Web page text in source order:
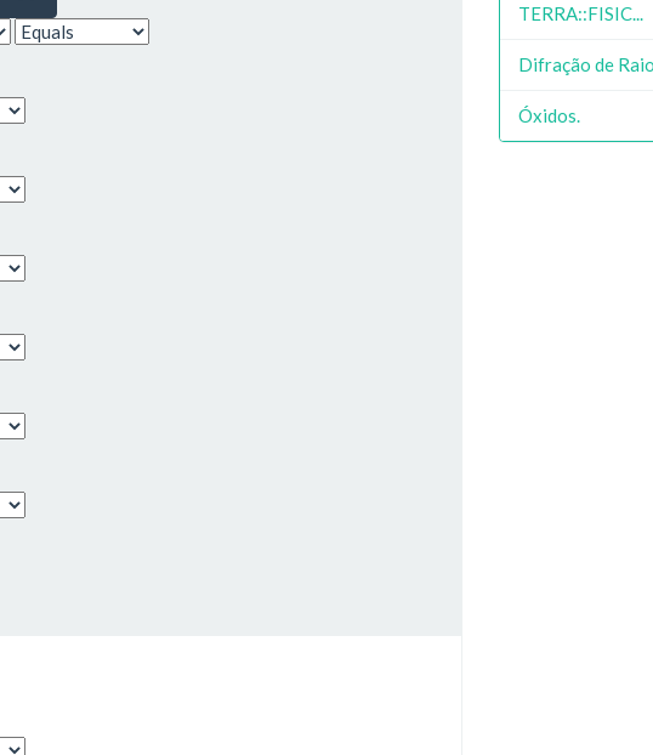
TERRA::FISIC...
Difração de
Óxidos.